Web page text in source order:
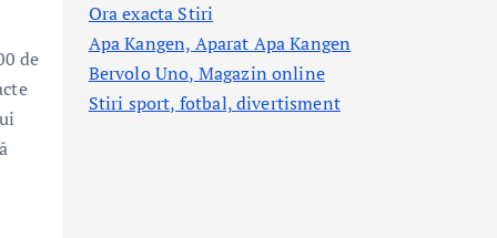
de
Ora exacta Stiri
Apa Kangen, Aparat Apa Kangen
Bervolo Uno, Magazin online
Stiri sport, fotbal,divertisment